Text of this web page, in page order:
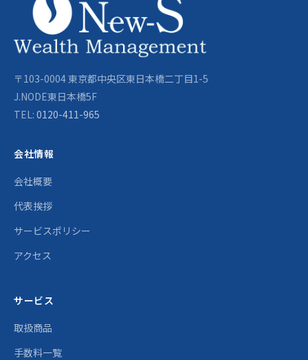
〒103-0004 東京都中央区東日本橋二丁目1-5
J.NODE東日本橋5F
TEL: 0120-411-965
会社情報
会社概要
代表挨拶
サービスポリシー
アクセス
サービス
取扱商品
手数料一覧